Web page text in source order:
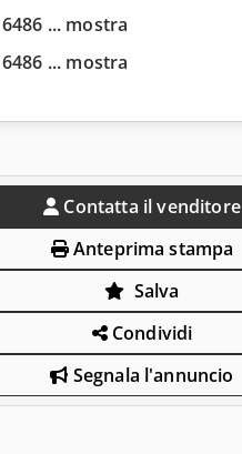
... mostra
... mostra
Contatta il venditore
Anteprima stampa
Salva
Condividi
Segnala l'annuncio